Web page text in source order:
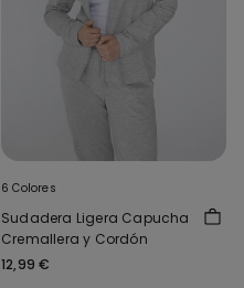
6 Colores
Sudadera Ligera Capucha
Cremallera y Cordón
12,99 €